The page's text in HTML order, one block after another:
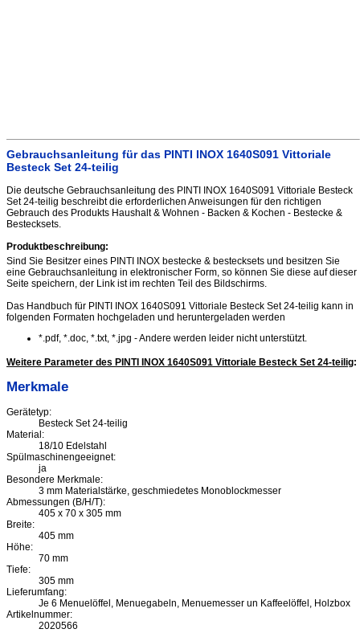
Gebrauchsanleitung für das PINTI INOX 1640S091 Vittoriale
Besteck Set 24-teilig
Die deutsche Gebrauchsanleitung des PINTI INOX 1640S091 Vittoriale Besteck
Set 24-teilig beschreibt die erforderlichen Anweisungen für den richtigen
Gebrauch des Produkts Haushalt & Wohnen - Backen & Kochen - Bestecke &
Bestecksets.
Produktbeschreibung:
Sind Sie Besitzer eines PINTI INOX bestecke & bestecksets und besitzen Sie
eine Gebrauchsanleitung in elektronischer Form, so können Sie diese auf dieser
Seite speichern, der Link ist im rechten Teil des Bildschirms.
Das Handbuch für PINTI INOX 1640S091 Vittoriale Besteck Set 24-teilig kann in
folgenden Formaten hochgeladen und heruntergeladen werden
*.pdf, *.doc, *.txt, *.jpg - Andere werden leider nicht unterstützt.
Weitere Parameter des PINTI INOX 1640S091 Vittoriale Besteck Set 24-teilig:
Merkmale
Gerätetyp:
Besteck Set 24-teilig
Material:
18/10 Edelstahl
Spülmaschinengeeignet:
ja
Besondere Merkmale:
3 mm Materialstärke, geschmiedetes Monoblockmesser
Abmessungen (B/H/T):
405 x 70 x 305 mm
Breite:
405 mm
Höhe:
70 mm
Tiefe:
305 mm
Lieferumfang:
Je 6 Menuelöffel, Menuegabeln, Menuemesser un Kaffeelöffel, Holzbox
Artikelnummer:
2020566